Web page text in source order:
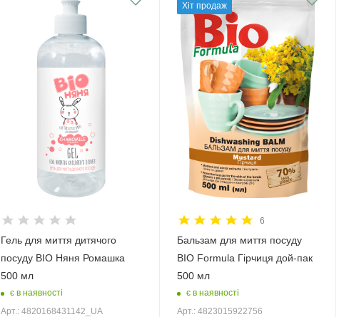
Гель для миття дитячого
посуду BIO Няня Ромашка
500 мл
є в наявності
Арт.: 4820168431142_UA
Хіт продаж
6
Бальзам для миття посуду
BIO Formula Гірчиця дой-пак
500 мл
є в наявності
Арт.: 4823015922756